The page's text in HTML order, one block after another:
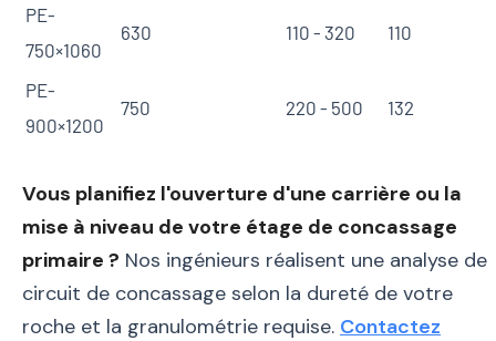
PE-
750×1060
630 110 - 320 110
PE-
900×1200
750 220 - 500 132
Vous planifiez l'ouverture d'une carrière ou la
mise à niveau de votre étage de concassage
primaire ? Nos ingénieurs réalisent une analyse de
circuit de concassage selon la dureté de votre
roche et la granulométrie requise. Contactez